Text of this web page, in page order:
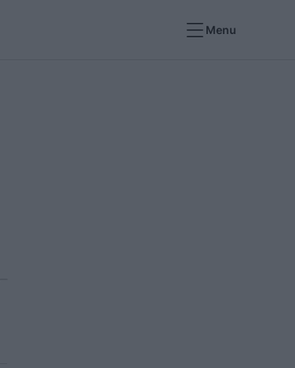
Menu